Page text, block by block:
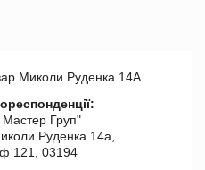
Миколи Руденка 14А
Груп"
Руденка 14а,
121, 03194